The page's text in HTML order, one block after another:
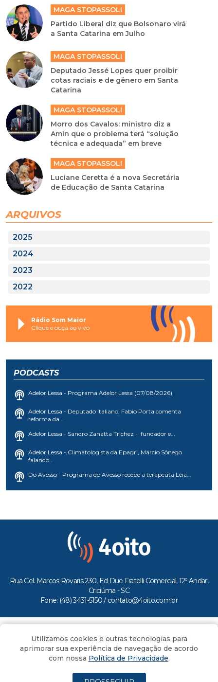
MAGA STOPASSOLI
Partido Liberal diz que Bolsonaro virá
a Santa Catarina em Julho
MAGA STOPASSOLI
Deputado Jessé Lopes quer proibir
cotas raciais e de gênero em Santa
Catarina
MAGA STOPASSOLI
Morro dos Cavalos: ministro diz a
Amin que o problema terá “solução
técnica e adequada” em breve
MAGA STOPASSOLI
Luciane Ceretta é a nova Secretária
de Educação de Santa Catarina
ARQUIVOS
2025
2024
2023
2022
Rádio Som Maior
Clique e ouça ao vivo
PODCASTS
Adelor Lessa - Programa Adelor Lessa (07/08/2026)
Adelor Lessa - Deputado italiano, Fabio Porta comenta
reforma da...
Adelor Lessa - Sandro Zanatta Trichez - fundador e...
Adelor Lessa - Climatologista da Epagri, Márcio Sônego
falando...
Do Avesso - Programa do Avesso recebe a terapeuta Léia...
Rua Cel. Marcos Rovaris 230, Ed Due Fratelli Comercial, 12º Andar,
Criciúma - SC
Fone: (48) 3431-5150 / contato@4oito.com.br
Todos os direitos reservados ao Portal 4oito
Utilizamos cookies e outras tecnologias para
aprimorar sua experiência de navegação de acordo
com nossa Política de Privacidade.